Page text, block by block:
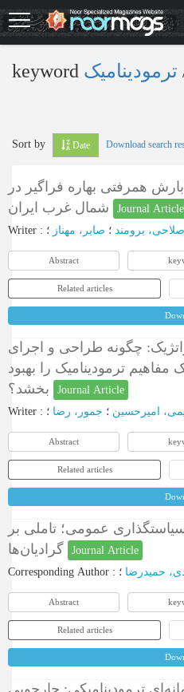
Skip
to
main
keyword
Sort by Date Download search
همرفتی بهاره فراگیر در
Journal Article
Writer : صلاحی، برومند ؛ صابر، مهناز ؛
Abstract
Related articles
چگونه طراحی و اجرای
ترمودینامیک را بهبود
Journal Article
Writer : امیرحسین ؛ جمور، رضا ؛
Abstract
Related articles
عمومی؛ تاملی بر
Journal Article
Corresponding Author : حمیدرضا ؛
Abstract
Related articles
ترمودینامیکی: چارچوبی